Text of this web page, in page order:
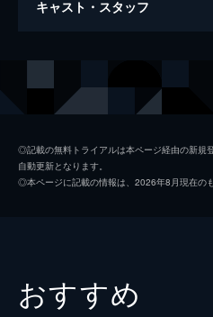
ダンケルク
キャスト・スタッフ
ピーター
◎記載の無料トライアルは本ページ経由の新規
自動更新となります。
◎本ページに記載の情報は、2026年8月現在のも
おすすめ